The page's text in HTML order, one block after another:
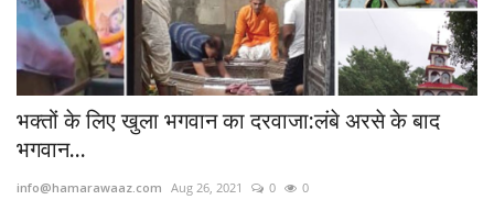
भक्तों के लिए खुला भगवान का दरवाजा:लंबे अरसे के बाद
भगवान...
info@hamarawaaz.com Aug 26, 2021 0 0